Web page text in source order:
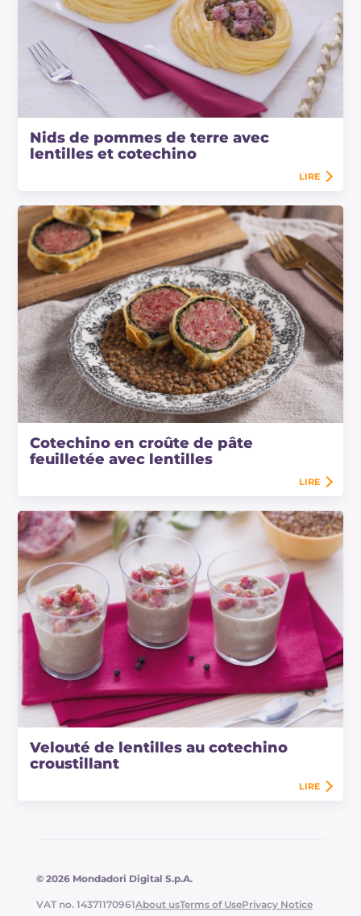
Nids de pommes de terre avec
lentilles et cotechino
LIRE
Cotechino en croûte de pâte
feuilletée avec lentilles
LIRE
Velouté de lentilles au cotechino
croustillant
LIRE
© 2026 Mondadori Digital S.p.A.
VAT no. 14371170961About usTerms of UsePrivacy Notice